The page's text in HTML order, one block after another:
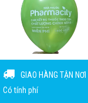
GIAO HÀNG TẬN NƠI
Có tính phí